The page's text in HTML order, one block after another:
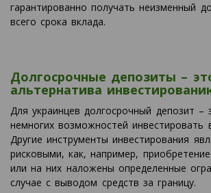
гарантированно получать неизменный
всего срока вклада.
Долгосрочные депозиты –
альтернатива
Для украинцев долгосрочный депозит –
немногих возможностей инвестировать
Другие инструменты инвестирования
рисковыми, как, например,
или на них наложены определенные
случае с выводом средств за границу.